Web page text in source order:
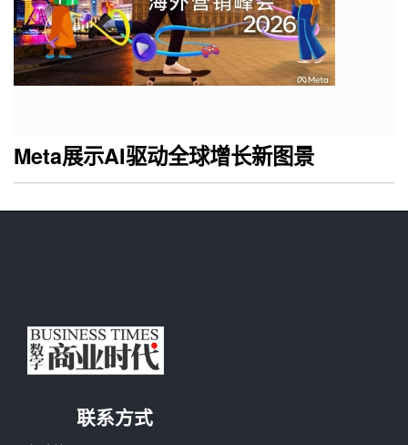
Meta展示AI驱动全球增长新图景
联系方式